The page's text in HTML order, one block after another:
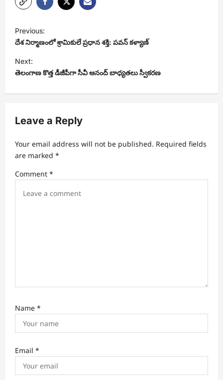
P
o
s
t
v
g
t
Previous:
దేశ నిర్మాణంలో శ్రామికులే ప్రధాన శక్తి: పవన్ కళ్యాణ్
Next:
తెలంగాణ కొత్త డీజీపీగా సీవీ ఆనంద్ బాధ్యతలు స్వీకరణ
Leave a Reply
Your email address will not be published. Required fields
are marked *
Comment *
Name *
Email *